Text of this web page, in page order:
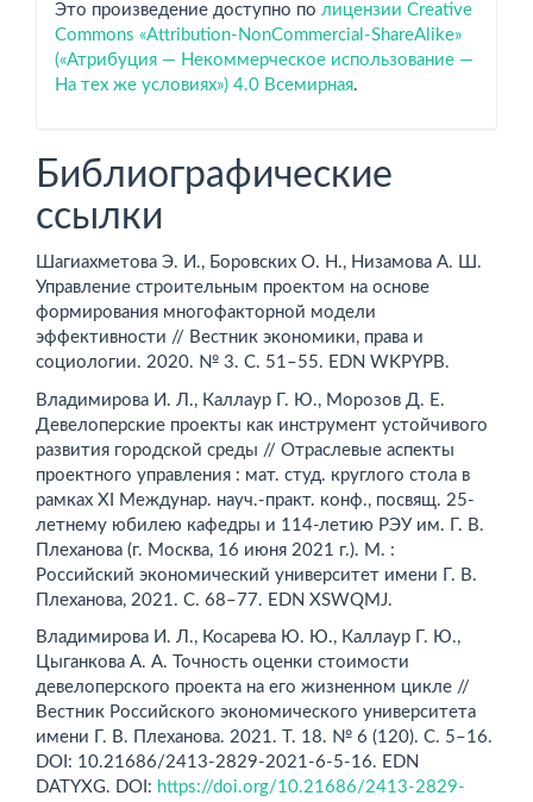
Это произведение доступно по лицензии Creative
Commons «Attribution-NonCommercial-ShareAlike»
(«Атрибуция — Некоммерческое использование —
На тех же условиях») 4.0 Всемирная.
Библиографические
ссылки
Шагиахметова Э. И., Боровских О. Н., Низамова А. Ш.
Управление строительным проектом на основе
формирования многофакторной модели
эффективности // Вестник экономики, права и
социологии. 2020. № 3. С. 51–55. EDN WKPYPB.
Владимирова И. Л., Каллаур Г. Ю., Морозов Д. Е.
Девелоперские проекты как инструмент устойчивого
развития городской среды // Отраслевые аспекты
проектного управления : мат. студ. круглого стола в
рамках ХI Междунар. науч.-практ. конф., посвящ. 25-
летнему юбилею кафедры и 114-летию РЭУ им. Г. В.
Плеханова (г. Москва, 16 июня 2021 г.). М. :
Российский экономический университет имени Г. В.
Плеханова, 2021. С. 68–77. EDN XSWQMJ.
Владимирова И. Л., Косарева Ю. Ю., Каллаур Г. Ю.,
Цыганкова А. А. Точность оценки стоимости
девелоперского проекта на его жизненном цикле //
Вестник Российского экономического университета
имени Г. В. Плеханова. 2021. Т. 18. № 6 (120). С. 5–16.
DOI: 10.21686/2413-2829-2021-6-5-16. EDN
DATYXG. DOI: https://doi.org/10.21686/2413-2829-